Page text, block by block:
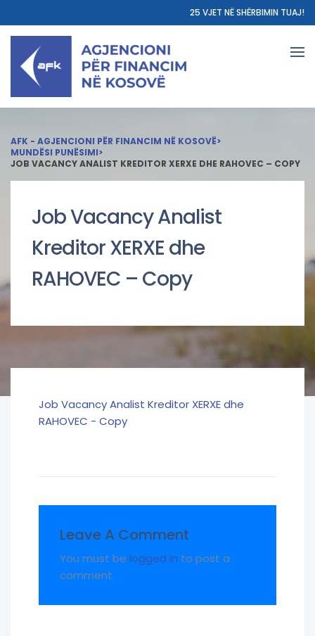
25 VJET NË SHËRBIMIN TUAJ!
AFK - AGJENCIONI PËR FINANCIM NË KOSOVË>
MUNDËSI PUNËSIMI>
JOB VACANCY ANALIST KREDITOR XERXE DHE RAHOVEC – COPY
Job Vacancy Analist
Kreditor XERXE dhe
RAHOVEC – Copy
Job Vacancy Analist Kreditor XERXE dhe
RAHOVEC - Copy
Leave A Comment
You must be logged in to post a
comment.